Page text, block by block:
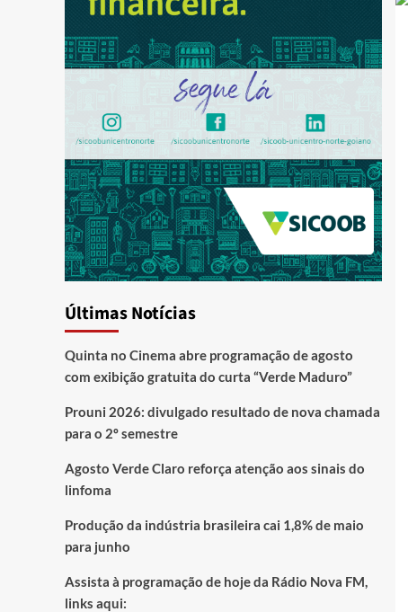
Últimas Notícias
Quinta no Cinema abre programação de agosto
com exibição gratuita do curta “Verde Maduro”
Prouni 2026: divulgado resultado de nova chamada
para o 2º semestre
Agosto Verde Claro reforça atenção aos sinais do
linfoma
Produção da indústria brasileira cai 1,8% de maio
para junho
Assista à programação de hoje da Rádio Nova FM,
links aqui: